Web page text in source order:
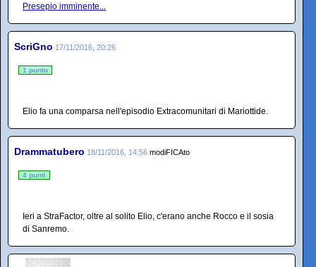
Presepio imminente...
ScriGno 17/11/2016, 20:26
1 punto
Elio fa una comparsa nell'episodio Extracomunitari di Mariottide.
Drammatubero 18/11/2016, 14:56 modiFICAto
4 punti
Ieri a StraFactor, oltre al solito Elio, c'erano anche Rocco e il sosia
di Sanremo.